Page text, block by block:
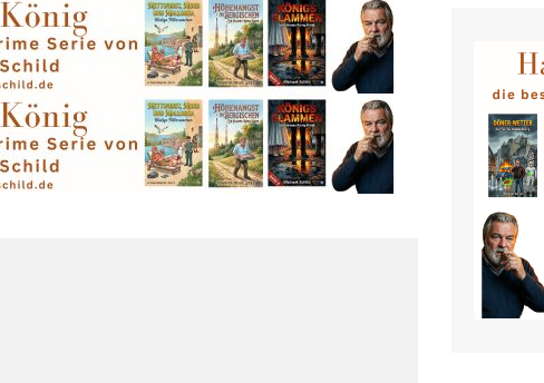
Radevormwald
Ratingen
Remscheid
Rheinberg
Rommerskirchen